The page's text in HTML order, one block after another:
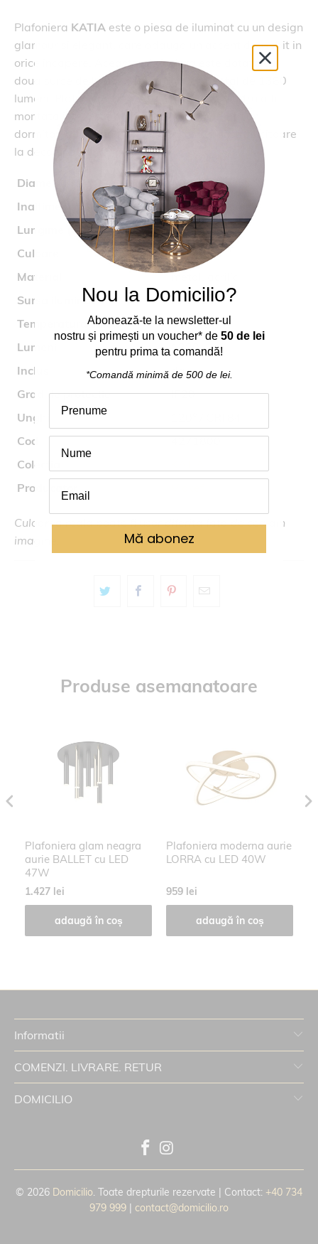
Plafoniera KATIA este o piesa de iluminat cu un design
glamour si elegant, care adauga un accent deosebit in
orice incapere. Aceasta plafoniera este dotata cu
doua surse de lumina, care produc un total de 1380
lumeni. Plafoniera
KATIA este perfecta pentru a fi
montata intr-o sufragerie, hol sau chiar intr-un
dormitor, adaugand o nota sofisticata si stralucitoare
la decorul dumneavoastra.
Diametru (cm)
40
Inaltime (cm)
10.3
Lungime (cm)
61
Culoare
aurie
Material
metal, acrilic
Sursa iluminat
27W LED
Temperatura culoare
3000K
Lumeni
1380
Inclus
da
Grad de protectie
IP20
Unghi
Cod
4271800
Colectia
Producator
Culoarea reala poate fi usor diferita fata de cea din
imagine.
Produse asemanatoare
Plafoniera glam neagra
aurie BALLET cu LED
47W
1.427 lei
adaugă în coș
Plafoniera moderna aurie
LORRA cu LED 40W
959 lei
adaugă în coș
Informatii
COMENZI. LIVRARE. RETUR
DOMICILIO
© 2026 Domicilio . Toate drepturile rezervate | Contact: +40 734
979 999 | contact@domicilio.ro
Nou la Domicilio?
Abonează-te la newsletter-ul
nostru și primești un voucher* de 50 de lei
pentru prima ta comandă!
*Comandă minimă de 500 de lei.
Mă abonez